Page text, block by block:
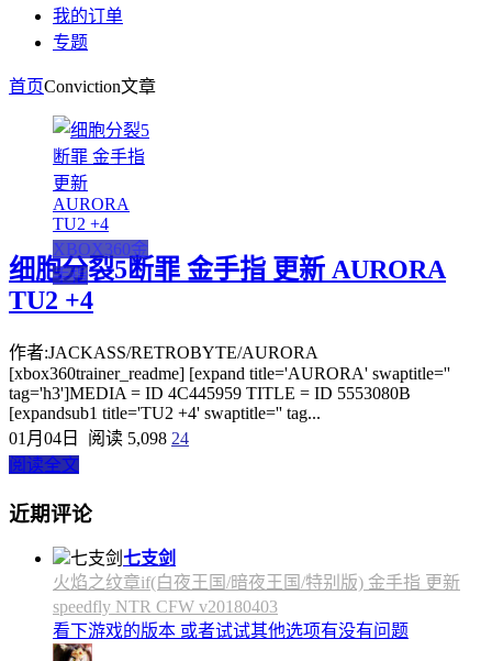
我的订单
专题
首页Conviction文章
XBOX360金
手指
细胞分裂5断罪 金手指 更新 AURORA
TU2 +4
作者:JACKASS/RETROBYTE/AURORA
[xbox360trainer_readme] [expand title='AURORA' swaptitle=''
tag='h3']MEDIA = ID 4C445959 TITLE = ID 5553080B
[expandsub1 title='TU2 +4' swaptitle='' tag...
01月04日
阅读 5,098 24
阅读全文
近期评论
七支剑
火焰之纹章if(白夜王国/暗夜王国/特别版) 金手指 更新
speedfly NTR CFW v20180403
看下游戏的版本 或者试试其他选项有没有问题